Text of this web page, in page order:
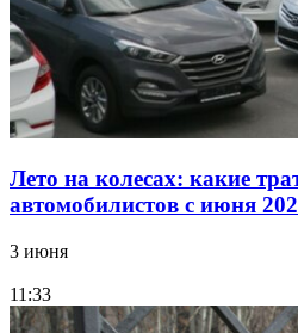
Лето на колесах: какие
автомобилистов с июня
3 июня
11:33